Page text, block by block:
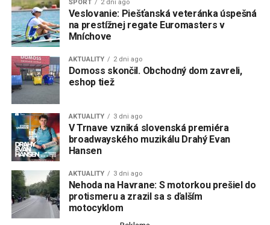
ŠPORT 2 dni ago
Veslovanie: Piešťanská veteránka úspešná
na prestížnej regate Euromasters v
Mníchove
AKTUALITY 2 dni ago
Domoss skončil. Obchodný dom zavreli,
eshop tiež
AKTUALITY 3 dni ago
V Trnave vzniká slovenská premiéra
broadwayského muzikálu Drahý Evan
Hansen
AKTUALITY 3 dni ago
Nehoda na Havrane: S motorkou prešiel do
protismeru a zrazil sa s ďalším
motocyklom